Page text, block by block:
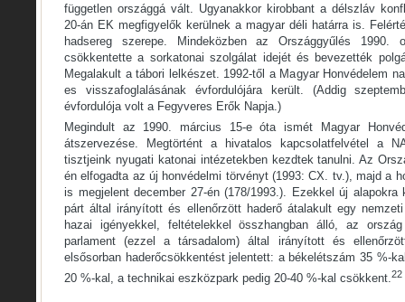
független országgá vált. Ugyanakkor kirobbant a délszláv
20-án EK megfigyelők kerülnek a magyar déli határra is.
hadsereg szerepe. Mindeközben az Országgyűlés 1990.
csökkentette a sorkatonai szolgálat idejét és bevezették
Megalakult a tábori lelkészet. 1992-től a Magyar Honvédelem
es visszafoglalásának évfordulójára került. (Addig
évfordulója volt a Fegyveres Erők Napja.)
Megindult az 1990. március 15-e óta ismét Magyar
átszervezése. Megtörtént a hivatalos kapcsolatfelvétel a
tisztjeink nyugati katonai intézetekben kezdtek tanulni. Az
én elfogadta az új honvédelmi törvényt (1993: CX. tv.), majd a
is megjelent december 27-én (178/1993.). Ezekkel új
párt által irányított és ellenőrzött haderő átalakult egy
hazai igényekkel, feltételekkel összhangban álló, az
parlament (ezzel a társadalom) által irányított és
elsősorban haderőcsökkentést jelentett: a békelétszám 35 %-
20 %-kal, a technikai eszközpark pedig 20-40 %-kal csökkent. 22